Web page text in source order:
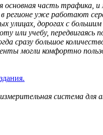
основная часть трафика,
регионе уже работают
улицах, дорогах с
или учебу,
сразу большое
могли комфортно
.
система